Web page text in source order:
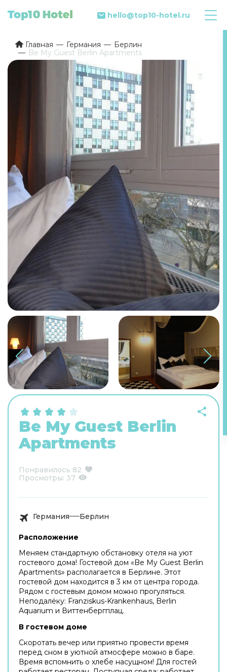
hello@top10-hotel.ru
Главная Германия
Берлин
Be My Guest Berlin Apartments
Be My Guest Berlin
Apartments
Понравилось 82
Просмотры: 37
Германия Берлин
Расположение
Меняем стандартную обстановку отеля на уют
гостевого дома! Гостевой дом «Be My Guest Berlin
Apartments» располагается в Берлине. Этот
гостевой дом находится в 3 км от центра города.
Рядом с гостевым домом можно прогуляться.
Неподалёку: Franziskus-Krankenhaus, Berlin
Aquarium и Виттенбергплац.
В гостевом доме
Скоротать вечер или приятно провести время
перед сном в уютной атмосфере можно в баре.
Время вспомнить о хлебе насущном! Для гостей